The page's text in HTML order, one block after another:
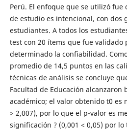
Perú. El enfoque que se utilizó fue
de estudio es intencional, con dos
estudiantes. A todos los
test con 20 ítems que fue validado
determinado la confiabilidad.
promedio de 14,5 puntos en las
técnicas de análisis se concluye
Facultad de Educación
académico; el valor obtenido t0 es
> 2,007), por lo que el p-valor es
significación ? (0,001 < 0,05) por lo